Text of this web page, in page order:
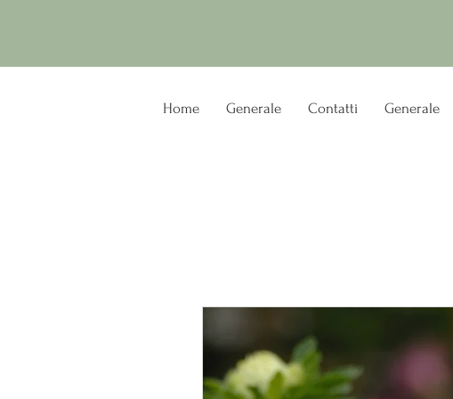
Home Generale Contatti Generale